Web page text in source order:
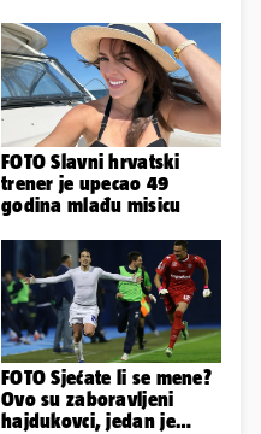
FOTO Slavni hrvatski
trener je upecao 49
godina mlađu misicu
FOTO Sjećate li se mene?
Ovo su zaboravljeni
hajdukovci, jedan je